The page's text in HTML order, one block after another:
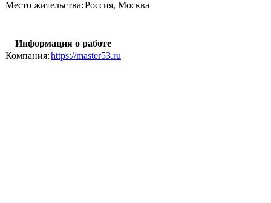
Место жительства:Россия, Москва
Информация о работе
Компания:https://master53.ru